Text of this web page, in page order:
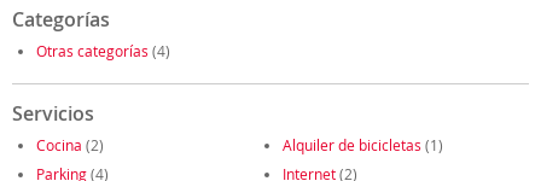
Categorías
Otras categorías (4)
Servicios
Cocina (2) Alquiler de bicicletas (1)
Parking(4) Internet(2)